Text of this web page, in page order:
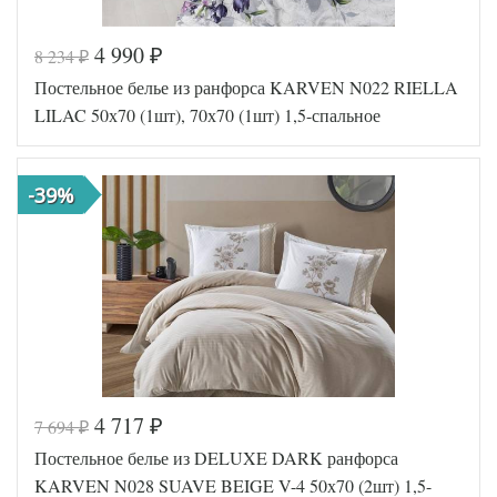
Код товара
573-418
Артикул
FIR1256
5000164
64
Ткань
Ранфорс
Размер
пододеяльника
160х220
Размер
180х240
50х70
(1шт),
70х70
(1шт)
Производитель
Karven
(Турция)
Код товара
573-427
Артикул
FIR1256
5000123
8 234₽ 4 990 ₽
Постельное белье из ранфорса KARVEN N022 RIELLA
LILAC 50х70 (1шт), 70х70 (1шт) 1,5-спальное
-39%
7 694₽ 4 717 ₽
Постельное белье из DELUXE DARK ранфорса
KARVEN N028 SUAVE BEIGE V-4 50х70 (2шт) 1,5-